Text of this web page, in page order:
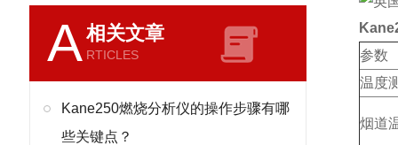
A相关文章
RTICLES
Kane250燃烧分析仪的操作步骤有哪
些关键点？
参数
温度
烟道